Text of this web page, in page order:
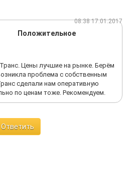
08:38 17.01.2017
Положительное
Цены лучшие на рынке. Берём
проблема с собственным
сделали нам оперативную
по ценам тоже. Рекомендуем.
Ответить